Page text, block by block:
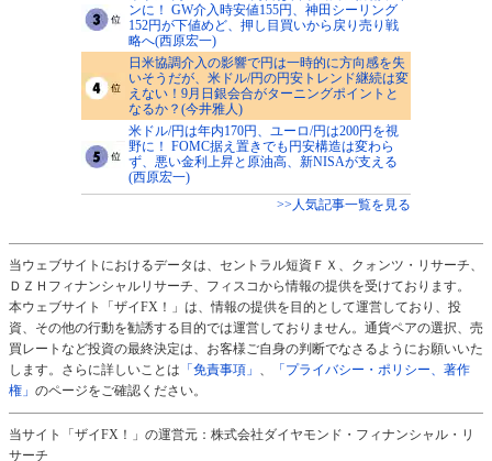
ンに！ GW介入時安値155円、神田シーリング
152円が下値めど、押し目買いから戻り売り戦
略へ(西原宏一)
日米協調介入の影響で円は一時的に方向感を失
いそうだが、米ドル/円の円安トレンド継続は変
えない！9月日銀会合がターニングポイントと
なるか？(今井雅人)
米ドル/円は年内170円、ユーロ/円は200円を視
野に！ FOMC据え置きでも円安構造は変わら
ず、悪い金利上昇と原油高、新NISAが支える
(西原宏一)
>>人気記事一覧を見る
当ウェブサイトにおけるデータは、セントラル短資ＦＸ、クォンツ・リサーチ、
ＤＺＨフィナンシャルリサーチ、フィスコから情報の提供を受けております。
本ウェブサイト「ザイFX！」は、情報の提供を目的として運営しており、投
資、その他の行動を勧誘する目的では運営しておりません。通貨ペアの選択、売
買レートなど投資の最終決定は、お客様ご自身の判断でなさるようにお願いいた
します。さらに詳しいことは 「免責事項」 、
「プライバシー・ポリシー、著作
権」 のページをご確認ください。
当サイト「ザイFX！」の運営元：株式会社ダイヤモンド・フィナンシャル・リ
サーチ